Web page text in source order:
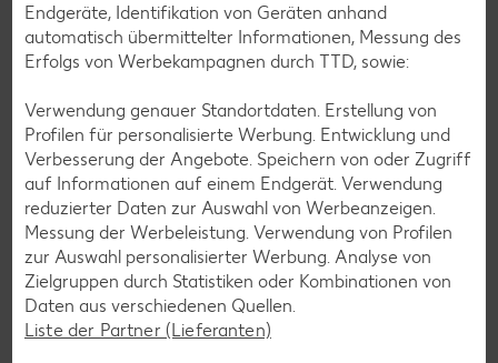
Jetzt schnell und bequem anmelden
Endgeräte, Identifikation von Geräten anhand
automatisch übermittelter Informationen, Messung des
Erfolgs von Werbekampagnen durch TTD, sowie:
Verwendung genauer Standortdaten. Erstellung von
Profilen für personalisierte Werbung. Entwicklung und
Verbesserung der Angebote. Speichern von oder Zugriff
auf Informationen auf einem Endgerät. Verwendung
reduzierter Daten zur Auswahl von Werbeanzeigen.
Messung der Werbeleistung. Verwendung von Profilen
zur Auswahl personalisierter Werbung. Analyse von
Zielgruppen durch Statistiken oder Kombinationen von
Daten aus verschiedenen Quellen.
Liste der Partner (Lieferanten)